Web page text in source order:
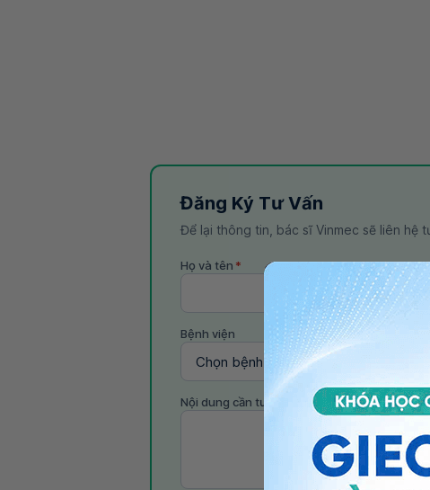
Đăng Ký Tư Vấn
Để lại thông tin, bác sĩ Vinmec sẽ liên hệ
Họ và tên *
Bệnh viện
Nội dung cần tư vấn